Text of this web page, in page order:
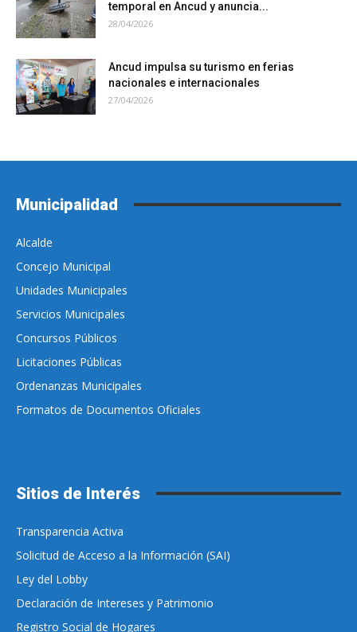
temporal en Ancud y anuncia...
28/04/2026
Ancud impulsa su turismo en ferias
nacionales e internacionales
27/04/2026
Municipalidad
Alcalde
Concejo Municipal
Unidades Municipales
Servicios Municipales
Concursos Públicos
Licitaciones Públicas
Ordenanzas Municipales
Formatos de Documentos Oficiales
Sitios de Interés
Transparencia Activa
Solicitud de Acceso a la Información (SAI)
Ley del Lobby
Declaración de Intereses y Patrimonio
Registro Social de Hogares